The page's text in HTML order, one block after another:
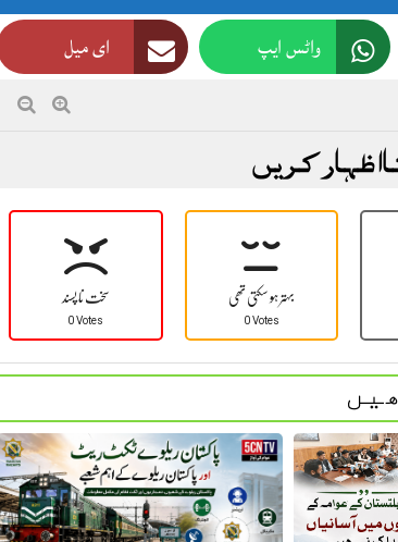
واٹس ایپ ای میل
اظہار کریں
سخت نا پسند
0 Votes
بہتر ہو سکتی تھی
0 Votes